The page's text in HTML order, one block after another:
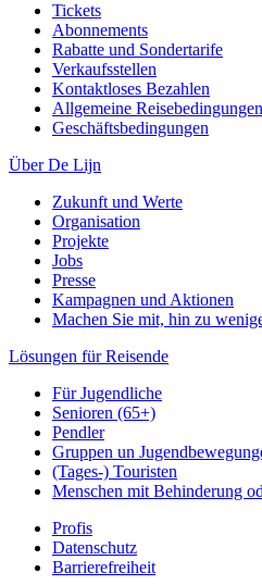
Tickets
Abonnements
Rabatte und Sondertarife
Verkaufsstellen
Kontaktloses Bezahlen
Allgemeine Reisebedingungen
Geschäftsbedingungen
Über De Lijn
Zukunft und Werte
Organisation
Projekte
Jobs
Presse
Kampagnen und Aktionen
Machen Sie mit, hin zu
Lösungen für Reisende
Für Jugendliche
Senioren (65+)
Pendler
Gruppen un
(Tages-) Touristen
Menschen mit Behinderung
Profis
Datenschutz
Barrierefreiheit